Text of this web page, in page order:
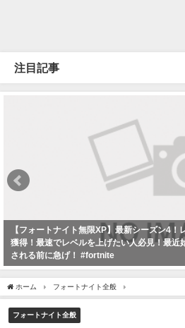
注目記事
【フォートナイト無限XP】最新シーズン4
獲得！最速でレベルを上げたい人必見！最近
される前に急げ！ #fortnite
ホーム フォートナイト全般
フォートナイト全般